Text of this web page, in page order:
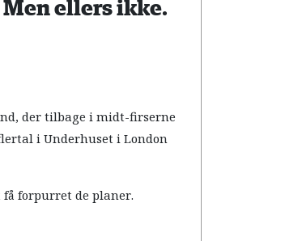
Men ellers ikke.
der tilbage i midt-firserne
i Underhuset i London
forpurret de planer.